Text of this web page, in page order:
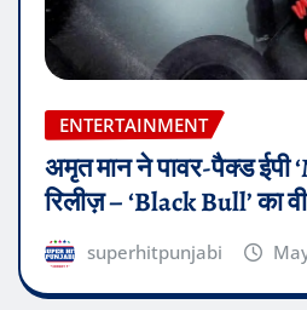
ENTERTAINMENT
अमृत मान ने पावर-पैक्ड ईपी
रिलीज़ – ‘Black Bull’ का
superhitpunjabi